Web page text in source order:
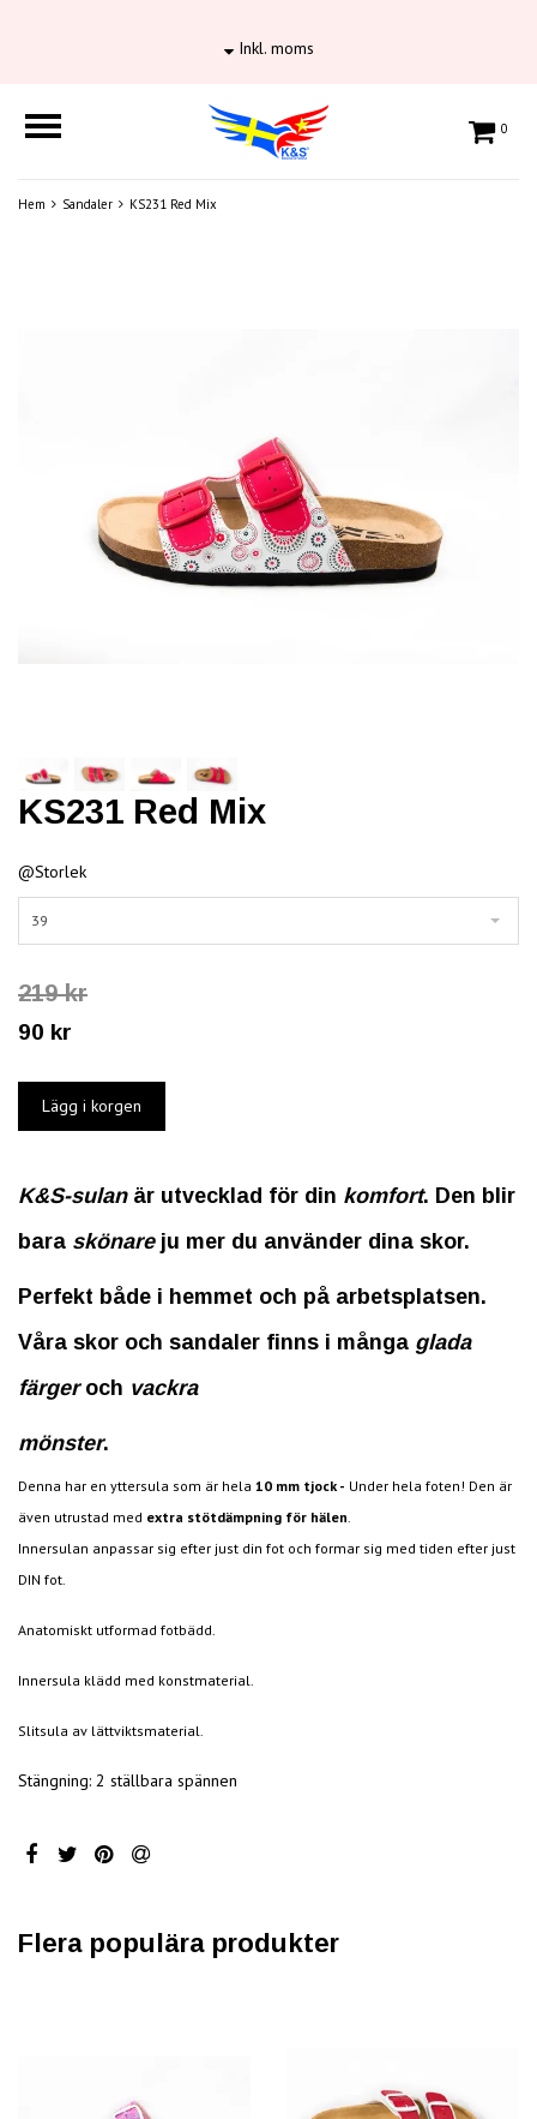
Inkl. moms
0
Hem Sandaler KS231 Red Mix
KS231 Red Mix
@Storlek
39
219 kr
90 kr
K&S-sulanär utvecklad för din komfort. Den blir
bara skönareju mer du använder dina skor.
Perfekt både i hemmet och på arbetsplatsen.
Våra skor och sandaler finns i många glada
färgeroch vackra
mönster.
Denna har en yttersula som är hela 10 mm tjock - Under hela foten! Den är
även utrustad med extra stötdämpning för hälen.
Innersulan anpassar sig efter just din fot och formar sig med tiden efter just
DIN fot.
Anatomiskt utformad fotbädd.
Innersula klädd med konstmaterial.
Slitsula av lättviktsmaterial.
Stängning: 2 ställbara spännen
Flera populära produkter